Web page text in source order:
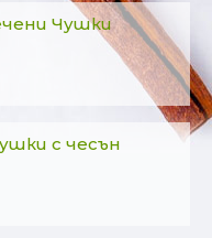
Чушки
с чесън